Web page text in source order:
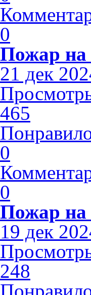
0
Пожар на
21 дек
465
0
0
Пожар на
19 дек
248